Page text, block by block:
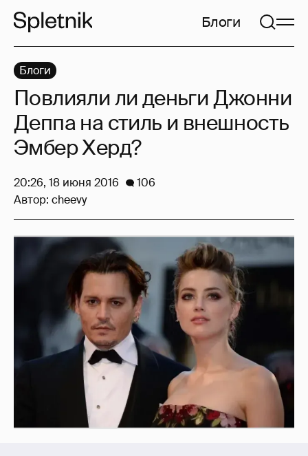
Блоги
Блоги
Повлияли ли деньги Джонни
Деппа на стиль и внешность
Эмбер Херд?
20:26, 18 июня 2016
106
Автор: cheevy